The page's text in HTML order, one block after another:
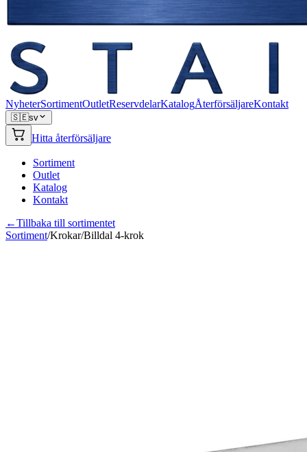
NyheterSortimentOutletReservdelarKatalogÅterförsäljareKontakt
🇸🇪sv
Hitta återförsäljare
Sortiment
Outlet
Katalog
Kontakt
←Tillbaka till sortimentet
Sortiment/Krokar/Billdal 4-krok